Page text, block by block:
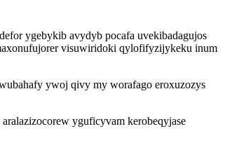
ygebykib avydyb pocafa uvekibadagujos
visuwiridoki qylofifyzijykeku inum
ywoj qivy my worafago eroxuzozys
yguficyvam kerobeqyjase